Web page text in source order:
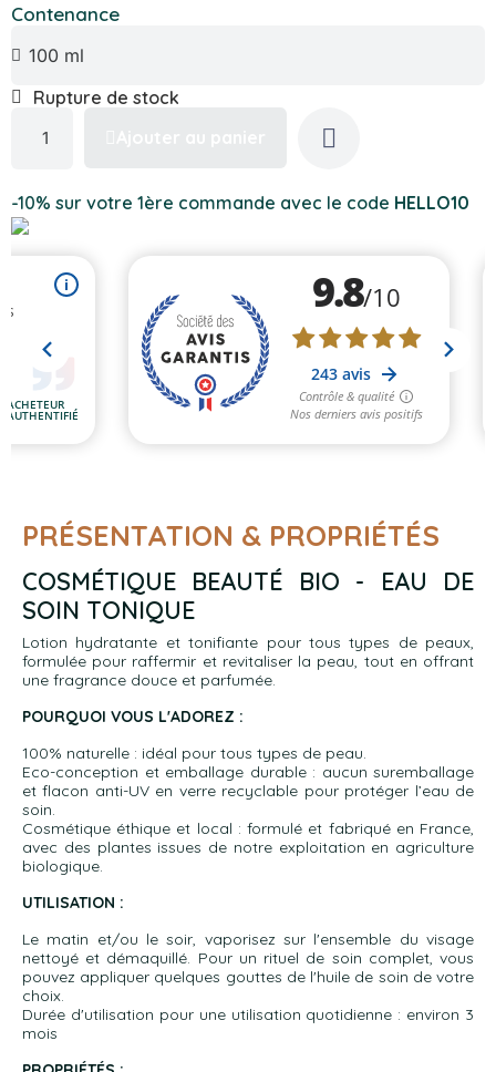
Contenance
Rupture de stock
-10% sur votre 1ère commande avec le code HELLO10
PRÉSENTATION & PROPRIÉTÉS
COSMÉTIQUE BEAUTÉ BIO - EAU DE
SOIN TONIQUE
Lotion hydratante et tonifiante pour tous types de peaux,
formulée pour raffermir et revitaliser la peau, tout en offrant
une fragrance douce et parfumée.
POURQUOI VOUS L'ADOREZ :
100% naturelle : idéal pour tous types de peau.
Eco-conception et emballage durable : aucun suremballage
et flacon anti-UV en verre recyclable pour protéger l’eau de
soin.
Cosmétique éthique et local : formulé et fabriqué en France,
avec des plantes issues de notre exploitation en agriculture
biologique.
UTILISATION :
Le matin et/ou le soir, vaporisez sur l'ensemble du visage
nettoyé et démaquillé. Pour un rituel de soin complet, vous
pouvez appliquer quelques gouttes de l'huile de soin de votre
choix.
Durée d'utilisation pour une utilisation quotidienne : environ 3
mois